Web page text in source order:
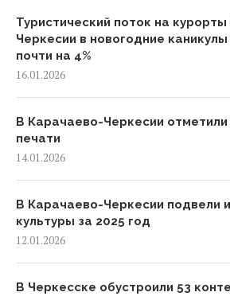
Туристический поток на
Черкесии в новогодние каникулы
почти на 4%
16.01.2026
В Карачаево-Черкесии
печати
14.01.2026
В Карачаево-Черкесии подвели
культуры за 2025 год
12.01.2026
В Черкесске обустроили 53